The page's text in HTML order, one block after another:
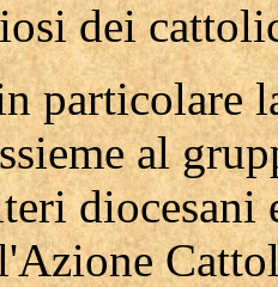
dei
particolare
al
diocesani